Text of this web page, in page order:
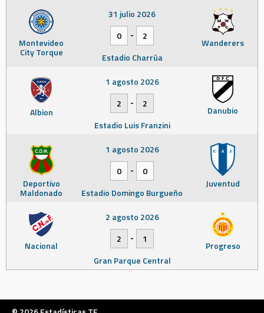
Montevideo
City Torque
Wanderers
31 julio 2026
0
-
2
Estadio Charrúa
Albion Danubio
1 agosto 2026
2
-
2
Estadio Luis Franzini
Deportivo
Maldonado
Juventud
1 agosto 2026
0
-
0
Estadio Domingo Burgueño
Nacional Progreso
2 agosto 2026
2
-
1
Gran Parque Central